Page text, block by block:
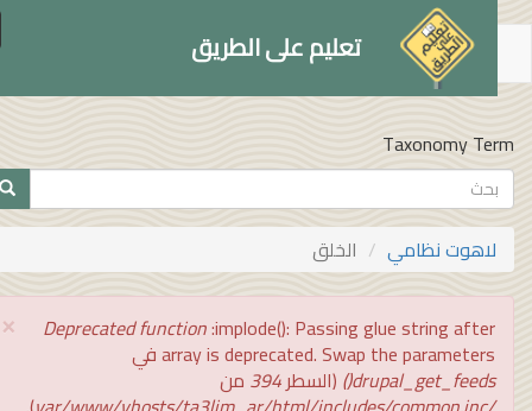
تعليم على الطريق
Taxonomy
لاهوت نظامي الخلق
× رسالة
الخطأ
Deprecated function:implode(): Passing glue string after
array is deprecated. Swap the parameters في
drupal_get_feeds() (السطر394من